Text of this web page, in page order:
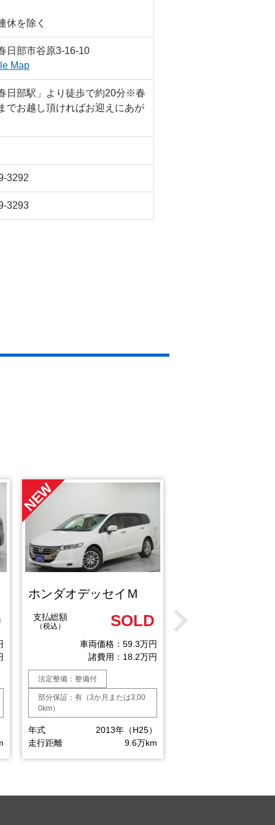
休を除く
日部市谷原3-16-10
Map
日部駅」より徒歩で約20分※春
でお越し頂ければお迎えにあが
3292
3293
ホンダオデッセイＭ
支払総額
（税込） SOLD
車両価格：59.3万円
諸費用：18.2万円
法定整備：整備付
部分保証：有（3か月または3,00
0km）
年式
2013年（H25）
走行距離
9.6万km